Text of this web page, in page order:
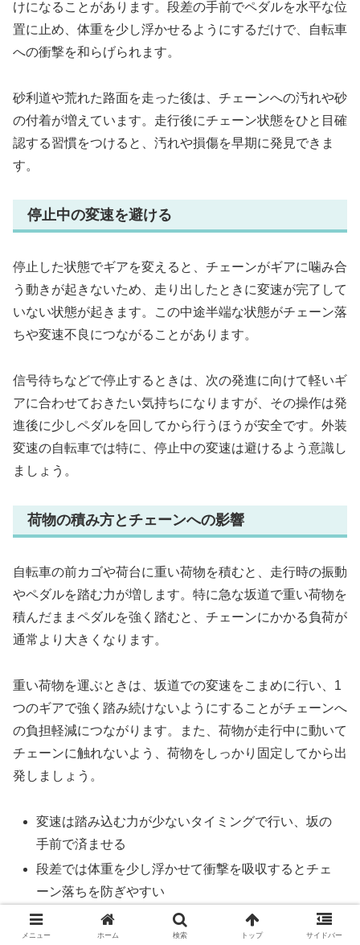
けになることがあります。段差の手前でペダルを水平な位
置に止め、体重を少し浮かせるようにするだけで、自転車
への衝撃を和らげられます。
砂利道や荒れた路面を走った後は、チェーンへの汚れや砂
の付着が増えています。走行後にチェーン状態をひと目確
認する習慣をつけると、汚れや損傷を早期に発見できま
す。
停止中の変速を避ける
停止した状態でギアを変えると、チェーンがギアに噛み合
う動きが起きないため、走り出したときに変速が完了して
いない状態が起きます。この中途半端な状態がチェーン落
ちや変速不良につながることがあります。
信号待ちなどで停止するときは、次の発進に向けて軽いギ
アに合わせておきたい気持ちになりますが、その操作は発
進後に少しペダルを回してから行うほうが安全です。外装
変速の自転車では特に、停止中の変速は避けるよう意識し
ましょう。
荷物の積み方とチェーンへの影響
自転車の前カゴや荷台に重い荷物を積むと、走行時の振動
やペダルを踏む力が増します。特に急な坂道で重い荷物を
積んだままペダルを強く踏むと、チェーンにかかる負荷が
通常より大きくなります。
重い荷物を運ぶときは、坂道での変速をこまめに行い、1
つのギアで強く踏み続けないようにすることがチェーンへ
の負担軽減につながります。また、荷物が走行中に動いて
チェーンに触れないよう、荷物をしっかり固定してから出
発しましょう。
変速は踏み込む力が少ないタイミングで行い、坂の
手前で済ませる
段差では体重を少し浮かせて衝撃を吸収するとチェ
ーン落ちを防ぎやすい
停止中の変速は外装変速の自転車では避ける
重い荷物を積んだときはこまめな変速でチェーンへ
メニュー ホーム 検索 トップ サイドバー